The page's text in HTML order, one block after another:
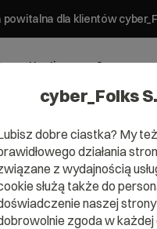
powitalna dla klientów
Hosting Serwery
cyber_Folks
dobre ciastka? My
działania
z wydajnością
służą także do
naszej
zgoda w